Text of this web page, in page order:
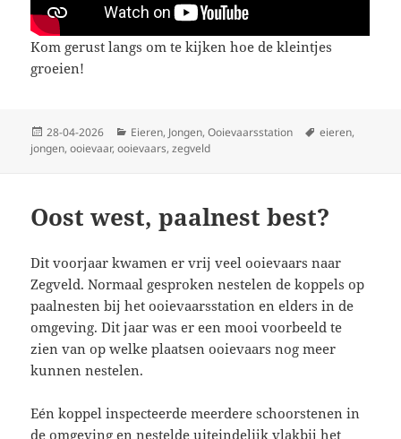
Kom gerust langs om te kijken hoe de kleintjes
groeien!
Geplaatst
op
28-04-2026 Categorieën
Eieren, Jongen,Ooievaarsstation Tags
eieren,
jongen,ooievaar,ooievaars,zegveld
Oost west, paalnest best?
Dit voorjaar kwamen er vrij veel ooievaars naar
Zegveld. Normaal gesproken nestelen de koppels op
paalnesten bij het ooievaarsstation en elders in de
omgeving. Dit jaar was er een mooi voorbeeld te
zien van op welke plaatsen ooievaars nog meer
kunnen nestelen.
Eén koppel inspecteerde meerdere schoorstenen in
de omgeving en nestelde uiteindelijk vlakbij het